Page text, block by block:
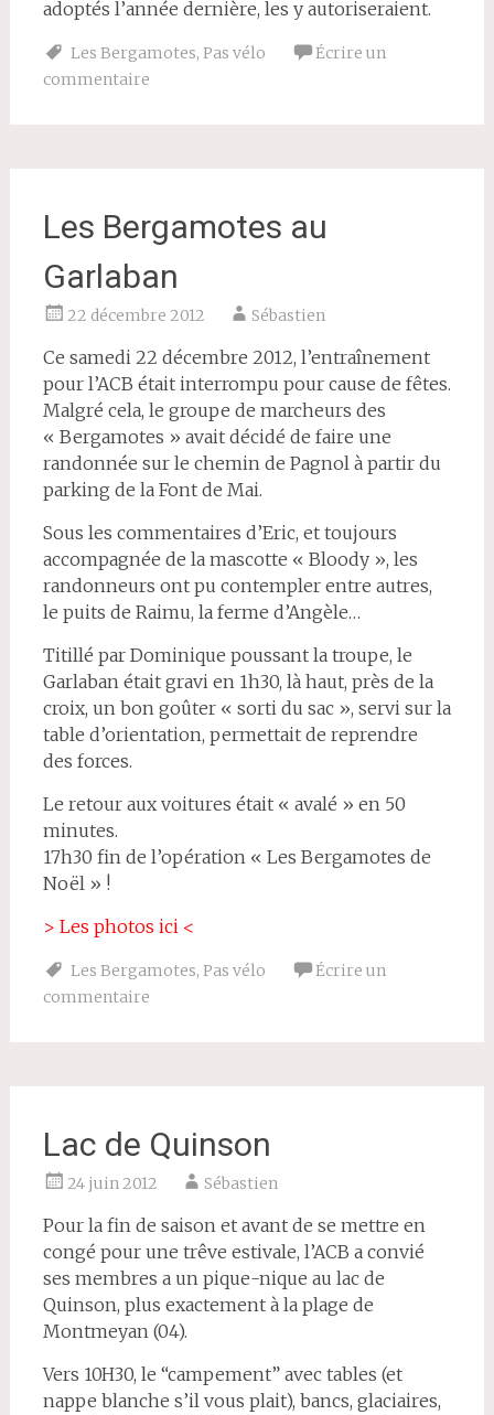
adoptés l’année dernière, les y autoriseraient.
Les Bergamotes, Pas vélo
Écrire un
commentaire
Les Bergamotes au
Garlaban
22 décembre 2012 Sébastien
Ce samedi 22 décembre 2012, l’entraînement
pour l’ACB était interrompu pour cause de fêtes.
Malgré cela, le groupe de marcheurs des
« Bergamotes » avait décidé de faire une
randonnée sur le chemin de Pagnol à partir du
parking de la Font de Mai.
Sous les commentaires d’Eric, et toujours
accompagnée de la mascotte « Bloody », les
randonneurs ont pu contempler entre autres,
le puits de Raimu, la ferme d’Angèle…
Titillé par Dominique poussant la troupe, le
Garlaban était gravi en 1h30, là haut, près de la
croix, un bon goûter « sorti du sac », servi sur la
table d’orientation, permettait de reprendre
des forces.
Le retour aux voitures était « avalé » en 50
minutes.
17h30 fin de l’opération « Les Bergamotes de
Noël » !
> Les photos ici <
Les Bergamotes, Pas vélo
Écrire un
commentaire
Lac de Quinson
24 juin 2012 Sébastien
Pour la fin de saison et avant de se mettre en
congé pour une trêve estivale, l’ACB a convié
ses membres a un pique-nique au lac de
Quinson, plus exactement à la plage de
Montmeyan (04).
Vers 10H30, le “campement” avec tables (et
nappe blanche s’il vous plait), bancs, glaciaires,